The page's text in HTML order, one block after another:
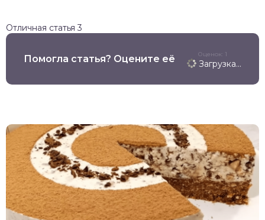
Отличная статья 3
Помогла статья? Оцените её Оценок: 1
Загрузка...